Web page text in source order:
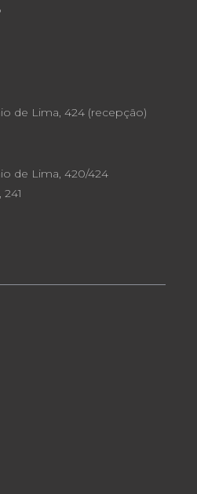
de Lima, 424 (recepção)
de Lima, 420/424